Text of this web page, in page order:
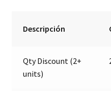
Descripción
Qty Discount (2+
units)